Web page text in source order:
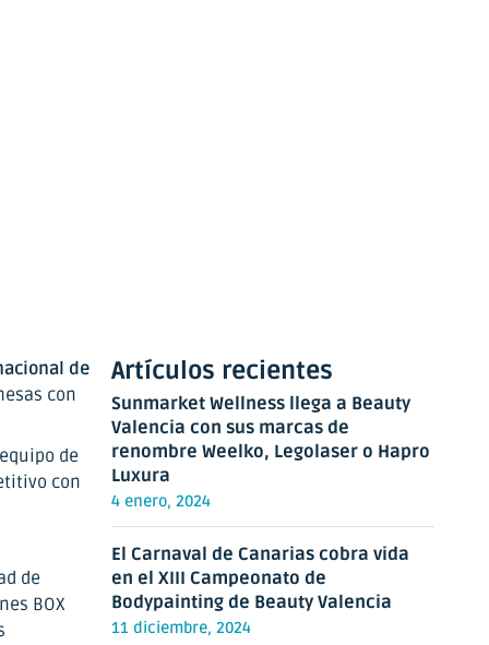
de
con
de
con
de
BOX
Artículos recientes
Sunmarket Wellness llega a Beauty
Valencia con sus marcas de
renombre Weelko, Legolaser o Hapro
Luxura
4 enero, 2024
El Carnaval de Canarias cobra vida
en el XIII Campeonato de
Bodypainting de Beauty Valencia
11 diciembre, 2024